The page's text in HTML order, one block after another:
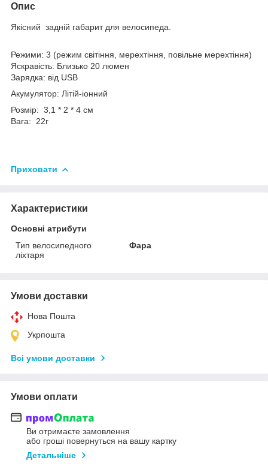
Опис
Якісний задній габарит для велосипеда.
Режими: 3 (режим світіння, мерехтіння, повільне мерехтіння)
Яскравість: Близько 20 люмен
Зарядка: від USB
Акумулятор: Літій-іонний
Розмір: 3,1 * 2 * 4 см
Вага: 22г
Приховати
Характеристики
Основні атрибути
Тип велосипедного
ліхтаря
Фара
Умови доставки
Нова Пошта
Укрпошта
Всі умови доставки
Умови оплати
Ви отримаєте замовлення
або гроші повернуться на вашу картку
Детальніше